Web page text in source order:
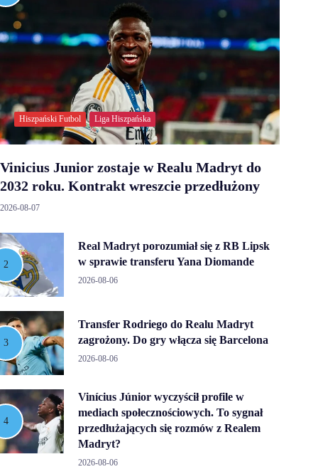
Hiszpański Futbol Liga Hiszpańska
Vinicius Junior zostaje w Realu Madryt do
2032 roku. Kontrakt wreszcie przedłużony
2026-08-07
Real Madryt porozumiał się z RB Lipsk
w sprawie transferu Yana Diomande
2026-08-06
Transfer Rodriego do Realu Madryt
zagrożony. Do gry włącza się Barcelona
2026-08-06
Vinícius Júnior wyczyścił profile w
mediach społecznościowych. To sygnał
przedłużających się rozmów z Realem
Madryt?
2026-08-06